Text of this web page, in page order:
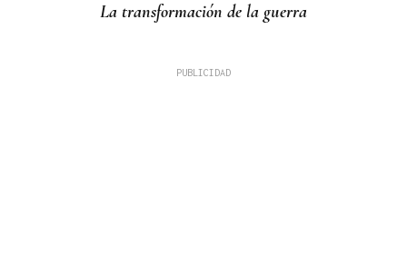
La transformación de la guerra